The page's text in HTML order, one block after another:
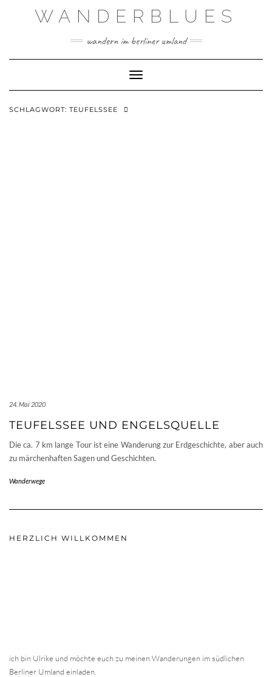
WANDERBLUES
wandern im berliner umland
Toggle Navigation
SCHLAGWORT: TEUFELSSEE
24. Mai 2020
TEUFELSSEE UND ENGELSQUELLE
Die ca. 7 km lange Tour ist eine Wanderung zur Erdgeschichte, aber auch
zu märchenhaften Sagen und Geschichten.
Wanderwege
HERZLICH WILLKOMMEN
ich bin Ulrike und möchte euch zu meinen Wanderungen im südlichen
Berliner Umland einladen.